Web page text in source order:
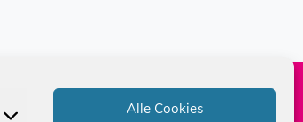
Alle Cookies